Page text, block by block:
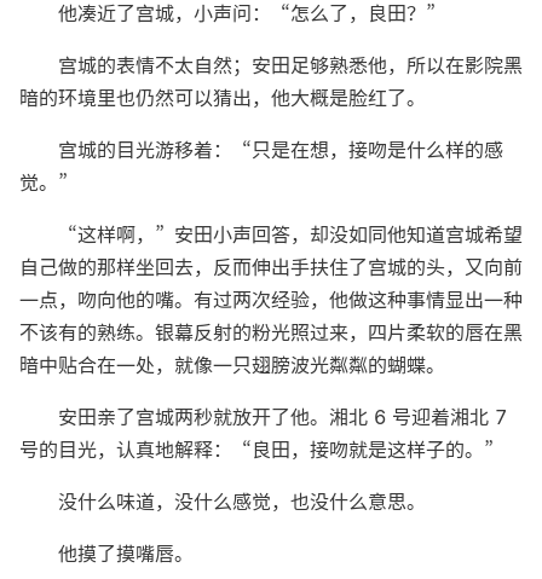
他凑近了宫城，小声问：“怎么了，良田？”
宫城的表情不太自然；安田足够熟悉他，所以在影院黑
暗的环境里也仍然可以猜出，他大概是脸红了。
宫城的目光游移着：“只是在想，接吻是什么样的感
觉。”
“这样啊，”安田小声回答，却没如同他知道宫城希望
自己做的那样坐回去，反而伸出手扶住了宫城的头，又向前
一点，吻向他的嘴。有过两次经验，他做这种事情显出一种
不该有的熟练。银幕反射的粉光照过来，四片柔软的唇在黑
暗中贴合在一处，就像一只翅膀波光粼粼的蝴蝶。
安田亲了宫城两秒就放开了他。湘北 6 号迎着湘北 7
号的目光，认真地解释：“良田，接吻就是这样子的。”
没什么味道，没什么感觉，也没什么意思。
他摸了摸嘴唇。